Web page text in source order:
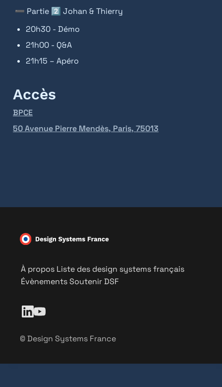
➖ Partie 2️⃣ Johan & Thierry
20h30 - Démo
21h00 - Q&A
21h15 – Apéro
Accès
BPCE
50 Avenue Pierre Mendès, Paris, 75013
À propos Liste des design systems français
ÉvènementsSoutenir DSF
© Design Systems France